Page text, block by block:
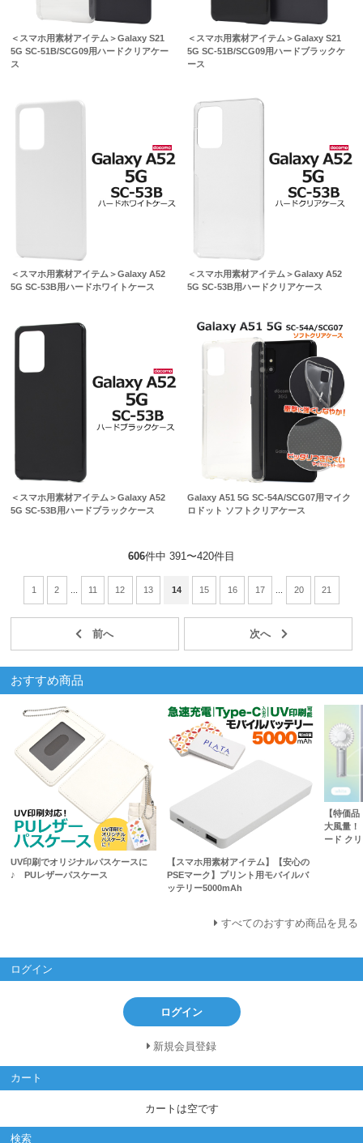
＜スマホ用素材アイテム＞Galaxy S21
5G SC-51B/SCG09用ハードクリアケー
ス
＜スマホ用素材アイテム＞Galaxy S21
5G SC-51B/SCG09用ハードブラックケ
ース
＜スマホ用素材アイテム＞Galaxy A52
5G SC-53B用ハードホワイトケース
＜スマホ用素材アイテム＞Galaxy A52
5G SC-53B用ハードクリアケース
＜スマホ用素材アイテム＞Galaxy A52
5G SC-53B用ハードブラックケース
Galaxy A51 5G SC-54A/SCG07用マイク
ロドット ソフトクリアケース
606件中 391〜420件目
1 2 11 12 13 14 15 16 17 20 21
おすすめ商品
UV印刷でオリジナルパスケースに
♪ PUレザーパスケース
【スマホ用素材アイテム】【安心の
PSEマーク】プリント用モバイルバ
ッテリー5000mAh
【特価
大風量
ード ク
すべてのおすすめ商品を見る
ログイン
ログイン
新規会員登録
カート
カートは空です
検索